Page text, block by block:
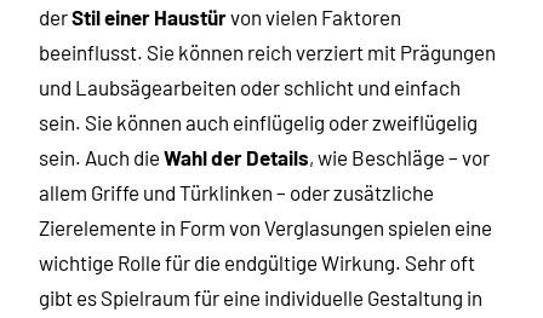
derStil einer Haustürvon vielen Faktoren
beeinflusst. Sie können reich verziert mit Prägungen
und Laubsägearbeiten oder schlicht und einfach
sein. Sie können auch einflügelig oder zweiflügelig
sein. Auch die Wahl der Details, wie Beschläge – vor
allem Griffe und Türklinken – oder zusätzliche
Zierelemente in Form von Verglasungen spielen eine
wichtige Rolle für die endgültige Wirkung. Sehr oft
gibt es Spielraum für eine individuelle Gestaltung in